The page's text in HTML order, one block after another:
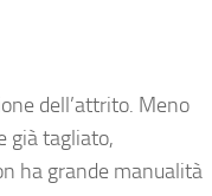
dell’attrito. Meno
già tagliato,
ha grande manualità